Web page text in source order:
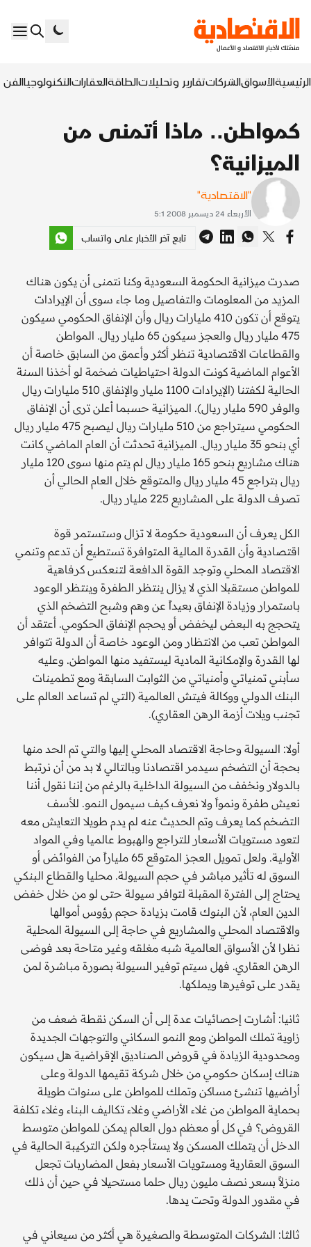
الرئيسيةالأسواقالشركاتتقارير وتحليلاتالطاقةالعقاراتالتكنولوجياالفن
كمواطن.. ماذا أتمنى من
الميزانية؟
"الاقتصادية"
الأربعاء 24 ديسمبر 2008 5:1
تابع آخر الأخبار على واتساب
صدرت ميزانية الحكومة السعودية وكنا نتمنى أن يكون هناك
المزيد من المعلومات والتفاصيل وما جاء سوى أن الإيرادات
يتوقع أن تكون 410 مليارات ريال وأن الإنفاق الحكومي سيكون
475 مليار ريال والعجز سيكون 65 مليار ريال. المواطن
والقطاعات الاقتصادية تنظر أكثر وأعمق من السابق خاصة أن
الأعوام الماضية كونت الدولة احتياطيات ضخمة لو أخذنا السنة
الحالية لكفتنا (الإيرادات 1100 مليار والإنفاق 510 مليارات ريال
والوفر 590 مليار ريال). الميزانية حسبما أعلن ترى أن الإنفاق
الحكومي سيتراجع من 510 مليارات ريال ليصبح 475 مليار ريال
أي بنحو 35 مليار ريال. الميزانية تحدثت أن العام الماضي كانت
هناك مشاريع بنحو 165 مليار ريال لم يتم منها سوى 120 مليار
ريال بتراجع 45 مليار ريال والمتوقع خلال العام الحالي أن
تصرف الدولة على المشاريع 225 مليار ريال.
الكل يعرف أن السعودية حكومة لا تزال وستستمر قوة
اقتصادية وأن القدرة المالية المتوافرة تستطيع أن تدعم وتنمي
الاقتصاد المحلي وتوجد القوة الدافعة لتنعكس كرفاهية
للمواطن مستقبلا الذي لا يزال ينتظر الطفرة وينتظر الوعود
باستمرار وزيادة الإنفاق بعيداً عن وهم وشبح التضخم الذي
يتحجج به البعض ليخفض أو يحجم الإنفاق الحكومي. أعتقد أن
المواطن تعب من الانتظار ومن الوعود خاصة أن الدولة تتوافر
لها القدرة والإمكانية المادية ليستفيد منها المواطن. وعليه
سأبني تمنياتي وأمنياتي من الثوابت السابقة ومع تطمينات
البنك الدولي ووكالة فيتش العالمية (التي لم تساعد العالم على
تجنب ويلات أزمة الرهن العقاري).
أولا: السيولة وحاجة الاقتصاد المحلي إليها والتي تم الحد منها
بحجة أن التضخم سيدمر اقتصادنا وبالتالي لا بد من أن نرتبط
بالدولار ونخفف من السيولة الداخلية بالرغم من إننا نقول أننا
نعيش طفرة ونمواً ولا نعرف كيف سيمول النمو. للأسف
التضخم كما يعرف وتم الحديث عنه لم يدم طويلا التعايش معه
لتعود مستويات الأسعار للتراجع والهبوط عالميا وفي المواد
الأولية. ولعل تمويل العجز المتوقع 65 ملياراً من الفوائض أو
السوق له تأثير مباشر في حجم السيولة. محليا والقطاع البنكي
يحتاج إلى الفترة المقبلة لتوافر سيولة حتى لو من خلال خفض
الدين العام، لأن البنوك قامت بزيادة حجم رؤوس أموالها
والاقتصاد المحلي والمشاريع في حاجة إلى السيولة المحلية
نظرا لأن الأسواق العالمية شبه مغلقه وغير متاحة بعد فوضى
الرهن العقاري. فهل سيتم توفير السيولة بصورة مباشرة لمن
يقدر على توفيرها ويملكها.
ثانيا: أشارت إحصائيات عدة إلى أن السكن نقطة ضعف من
زاوية تملك المواطن ومع النمو السكاني والتوجهات الجديدة
ومحدودية الزيادة في قروض الصناديق الإقراضية هل سيكون
هناك إسكان حكومي من خلال شركة تقيمها الدولة وعلى
أراضيها تنشئ مساكن وتملك للمواطن على سنوات طويلة
بحماية المواطن من غلاء الأراضي وغلاء تكاليف البناء وغلاء تكلفة
القروض؟ في كل أو معظم دول العالم يمكن للمواطن متوسط
الدخل أن يتملك المسكن ولا يستأجره ولكن التركيبة الحالية في
السوق العقارية ومستويات الأسعار بفعل المضاربات تجعل
منزلاً بسعر نصف مليون ريال حلما مستحيلا في حين أن ذلك
في مقدور الدولة وتحت يدها.
ثالثا: الشركات المتوسطة والصغيرة هي أكثر من سيعاني في